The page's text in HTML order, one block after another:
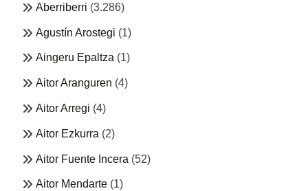
Aberriberri (3.286)
Agustín Arostegi (1)
Aingeru Epaltza (1)
Aitor Aranguren (4)
Aitor Arregi (4)
Aitor Ezkurra (2)
Aitor Fuente Incera (52)
Aitor Mendarte (1)